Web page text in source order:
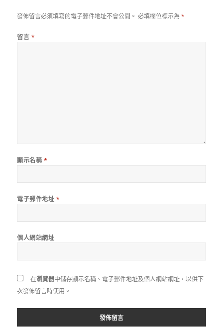
發佈留言必須填寫的電子郵件地址不會公開。 必填欄位標示為*
留言 *
顯示名稱 *
電子郵件地址 *
個人網站網址
在瀏覽器中儲存顯示名稱、電子郵件地址及個人網站網址，以供下
次發佈留言時使用。